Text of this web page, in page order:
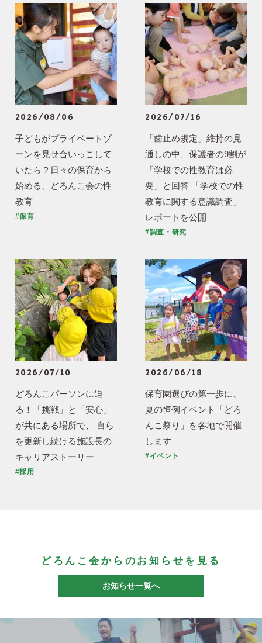
2026/08/06
子どもがプライベートゾ
ーンを見せ合いっこして
いたら？日々の保育から
始める、どろんこ会の性
教育
#保育
2026/07/16
「歯止め規定」維持の見
通しの中、保護者の9割が
「学校での性教育は必
要」と回答 「学校での性
教育に関する意識調査」
レポートを公開
#調査・研究
2026/07/10
どろんこパーソンに迫
る！「挑戦」と「安心」
が共にある場所で、 自ら
を更新し続ける施設長の
キャリアストーリー
#採用
2026/06/18
保育園選びの第一歩に、
夏の恒例イベント「どろ
んこ祭り」を各地で開催
します
#イベント
どろんこ会からのお知らせを見る
お知らせ一覧へ